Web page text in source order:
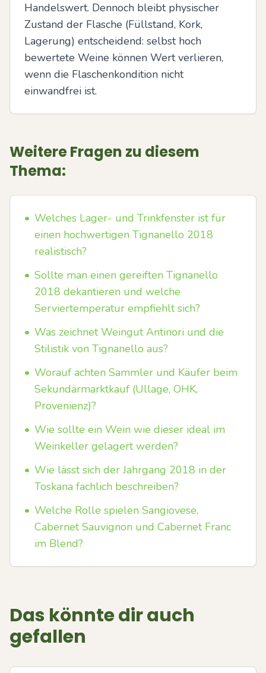
Handelswert. Dennoch bleibt physischer
Zustand der Flasche (Füllstand, Kork,
Lagerung) entscheidend: selbst hoch
bewertete Weine können Wert verlieren,
wenn die Flaschenkondition nicht
einwandfrei ist.
Weitere Fragen zu diesem
Thema:
• Welches Lager- und Trinkfenster ist für
einen hochwertigen Tignanello 2018
realistisch?
• Sollte man einen gereiften Tignanello
2018 dekantieren und welche
Serviertemperatur empfiehlt sich?
• Was zeichnet Weingut Antinori und die
Stilistik von Tignanello aus?
• Worauf achten Sammler und Käufer beim
Sekundärmarktkauf (Ullage, OHK,
Provenienz)?
• Wie sollte ein Wein wie dieser ideal im
Weinkeller gelagert werden?
• Wie lässt sich der Jahrgang 2018 in der
Toskana fachlich beschreiben?
• Welche Rolle spielen Sangiovese,
Cabernet Sauvignon und Cabernet Franc
im Blend?
Das könnte dir auch
gefallen